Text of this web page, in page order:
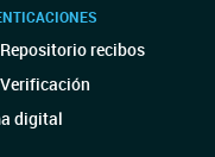
Repositorio recibos
Verificación
digital